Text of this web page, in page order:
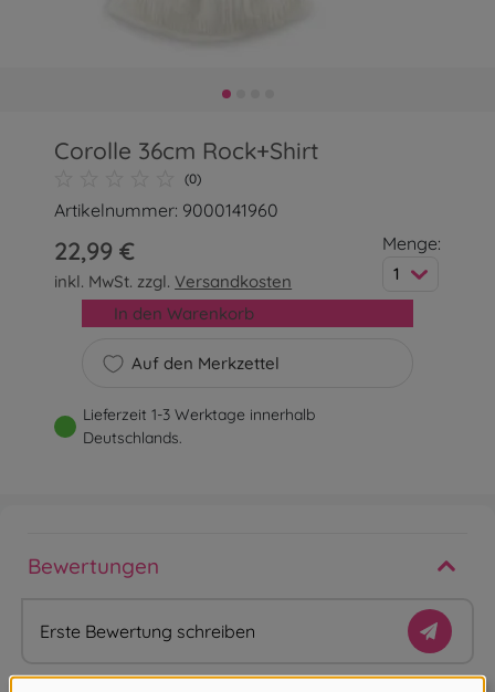
Corolle 36cm Rock+Shirt
(0)
Artikelnummer: 9000141960
22,99 €
inkl. MwSt. zzgl.Versandkosten
Menge:
1
Auf den Merkzettel
In den Warenkorb
Lieferzeit 1-3 Werktage innerhalb
Deutschlands.
Bewertungen
Erste Bewertung schreiben